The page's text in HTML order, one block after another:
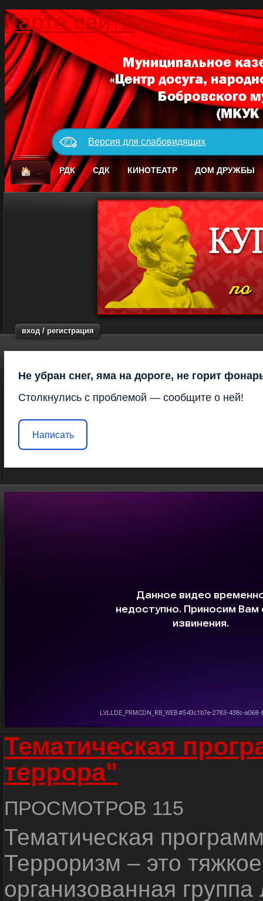
Карта сайта
Версия для слабовидящих
РДК СДК КИНОТЕАТР ДОМ ДРУЖБЫ
вход / регистрация
Не убран снег, яма на дороге, не горит
Столкнулись с проблемой — сообщите о ней!
Написать
Тематическая
террора"
ПРОСМОТРОВ 115
Тематическая
Терроризм – это
организованная